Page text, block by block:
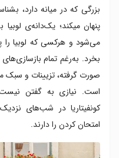
بزرگی که در میانه‌ دارد،
پنهان میکند؛ یک‌دانه‌ی
می‌شود و هرکسی که لوبیا را
بخرد. به‌رغم تمام بازسازی‌های
صورت گرفته، تزیینات و
است. نیازی به گفتن
کونفیتاریا در شب‌های
امتحان کردن را دارند.